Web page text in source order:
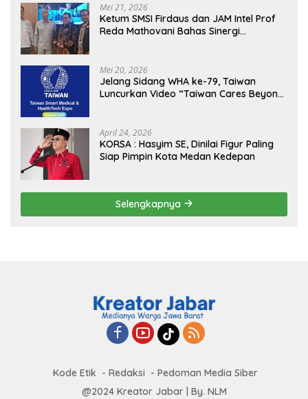
Mei 21, 2026
Ketum SMSI Firdaus dan JAM Intel Prof
Reda Mathovani Bahas Sinergi
MBG, Perkuat Pengawasan Program
Pemerintah
Mei 20, 2026
Jelang Sidang WHA ke-79, Taiwan
Luncurkan Video “Taiwan Cares Beyond
April 24, 2026
KORSA : Hasyim SE, Dinilai Figur Paling
Siap Pimpin Kota Medan Kedepan
Selengkapnya
Kode Etik Redaksi
Pedoman Media Siber
@2024 Kreator Jabar | By. NLM